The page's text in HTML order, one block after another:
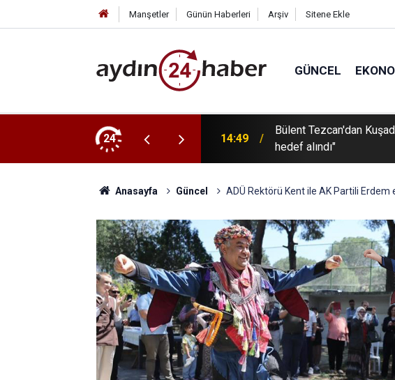
Manşetler Günün Haberleri Arşiv Sitene Ekle
GÜNCEL
24 14:49
Bülent Tezcan'dan
hedef alındı"
Anasayfa Güncel ADÜ Rektörü Kent ile AK Partili Erdem